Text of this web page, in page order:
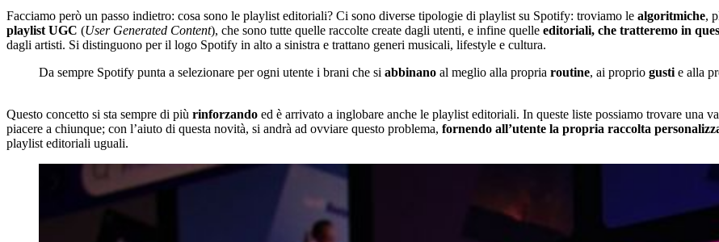
Facciamo però un passo indietro: cosa sono le playlist editoriali? Ci sono diverse tipologie di playlist su Spotify: troviamo le algoritmiche,
playlist UGC (User Generated Content), che sono tutte quelle raccolte create dagli utenti, e infine quelle editoriali, che tratteremo in
dagli artisti. Si distinguono per il logo Spotify in alto a sinistra e trattano generi musicali, lifestyle e cultura.
Da sempre Spotify punta a selezionare per ogni utente i brani che si abbinano al meglio alla propria routine, ai proprio gusti e alla
Questo concetto si sta sempre di più rinforzando ed è arrivato a inglobare anche le playlist editoriali. In queste liste possiamo trovare una
piacere a chiunque; con l’aiuto di questa novità, si andrà ad ovviare questo problema, fornendo all’utente la propria raccolta
playlist editoriali uguali.